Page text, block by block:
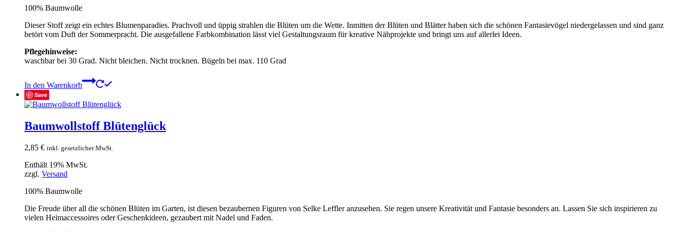
100% Baumwolle
Dieser Stoff zeigt ein echtes Blumenparadies. Prachvoll und üppig strahlen die Blüten um die Wette. Inmitten der Blüten und Blätter haben sich die schönen Fantasievögel niedergelassen und sind ganz
betört vom Duft der Sommerpracht. Die ausgefallene Farbkombination lässt viel Gestaltungsraum für kreative Nähprojekte und bringt uns auf allerlei Ideen.
Pflegehinweise:
waschbar bei 30 Grad. Nicht bleichen. Nicht trocknen. Bügeln bei max. 110 Grad
In den Warenkorb
Save
Baumwollstoff Blütenglück
2,85 € inkl. gesetzlicher MwSt.
Enthält 19% MwSt.
zzgl. Versand
100% Baumwolle
Die Freude über all die schönen Blüten im Garten, ist diesen bezaubernen Figuren von Selke Leffler anzusehen. Sie regen unsere Kreativität und Fantasie besonders an. Lassen Sie sich inspirieren zu
vielen Heimaccessoires oder Geschenkideen, gezaubert mit Nadel und Faden.